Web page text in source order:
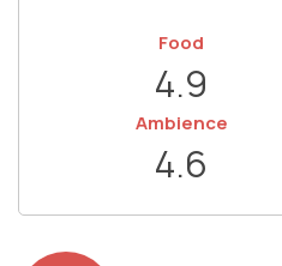
Food
4.9
Ambience
4.6